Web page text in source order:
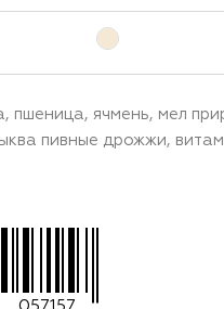
пшеница, ячмень, мел
пивные дрожжи,
057157